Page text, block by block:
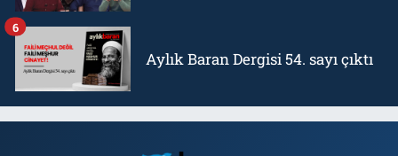
Aylık Baran Dergisi 54. sayı çıktı
6